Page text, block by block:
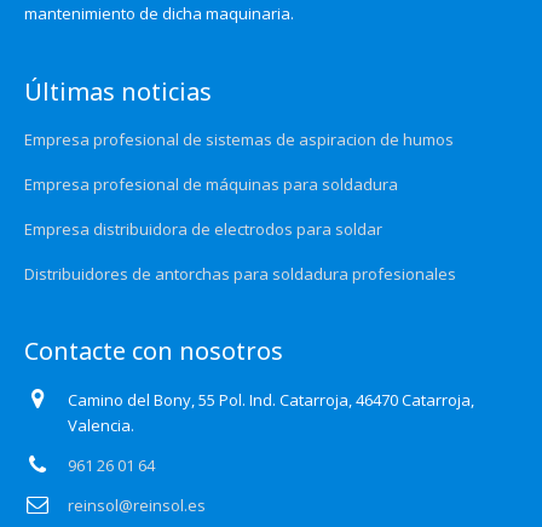
mantenimiento de dicha maquinaria.
Últimas noticias
Empresa profesional de sistemas de aspiracion de humos
Empresa profesional de máquinas para soldadura
Empresa distribuidora de electrodos para soldar
Distribuidores de antorchas para soldadura profesionales
Contacte con nosotros
Camino del Bony, 55 Pol. Ind. Catarroja, 46470 Catarroja,
Valencia.
961 26 01 64
reinsol@reinsol.es